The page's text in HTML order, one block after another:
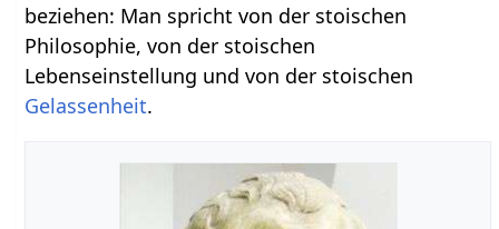
beziehen: Man spricht von der stoischen
Philosophie, von der stoischen
Lebenseinstellung und von der stoischen
Gelassenheit.